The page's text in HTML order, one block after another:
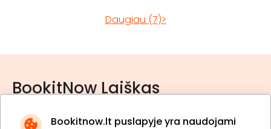
Bookitnow.lt puslapyje yra naudojami
Daugiau (7)>
BookitNow Laiškas